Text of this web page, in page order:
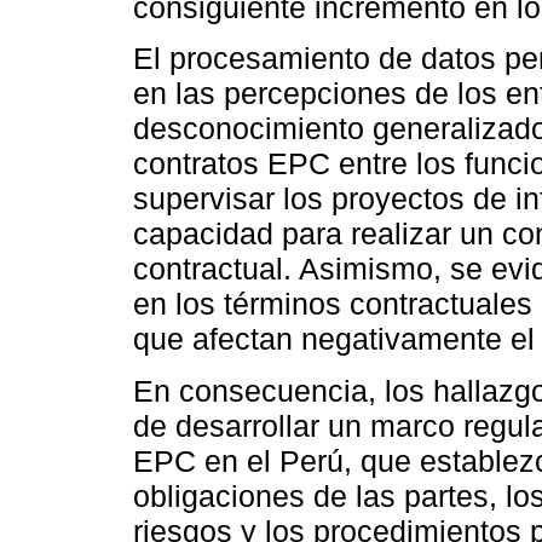
consiguiente incremento en
El procesamiento de datos
en las percepciones de los
desconocimiento
contratos EPC entre los
supervisar los proyectos de
capacidad para realizar un
contractual. Asimismo, se
en los términos
que afectan negativamente
En consecuencia, los
de desarrollar un marco
EPC en el Perú, que
obligaciones de las partes,
riesgos y los procedimientos